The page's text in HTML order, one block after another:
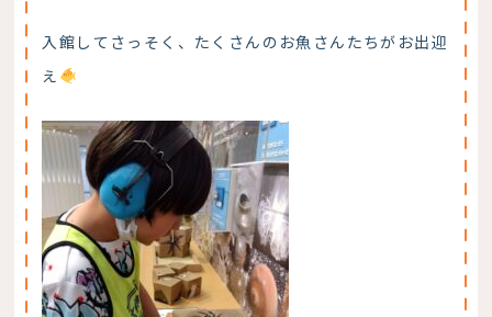
入館してさっそく、たくさんのお魚さんたちがお出迎
え